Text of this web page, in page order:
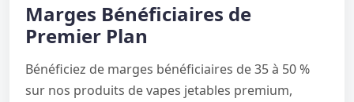
Marges Bénéficiaires de
Premier Plan
Bénéficiez de marges bénéficiaires de 35 à 50 %
sur nos produits de vapes jetables premium,